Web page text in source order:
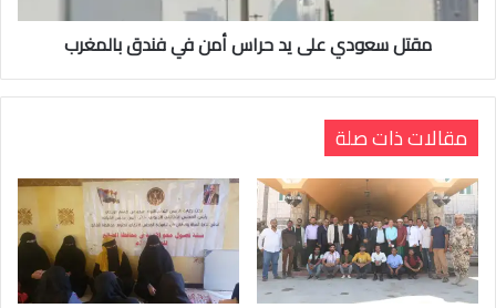
مقتل سعودي على يد حراس أمن في فندق بالمغرب
مقالات ذات صلة